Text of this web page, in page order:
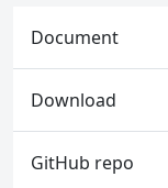
Document
Download
GitHub repo